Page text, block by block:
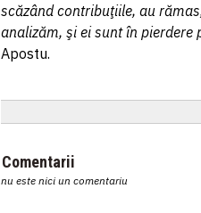
scăzând contribuţiile, au
analizăm, şi ei sunt în pierdere
Apostu.
Comentarii
nu este nici un comentariu